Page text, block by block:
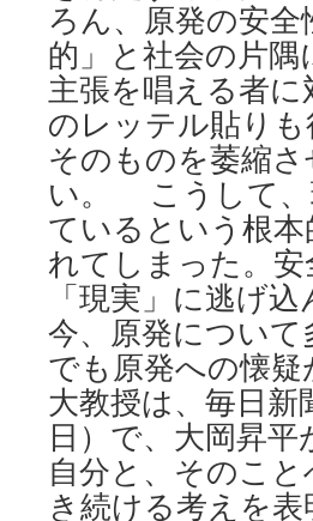
ろん、原発の安
的」と社会の片
主張を唱える者
のレッテル貼り
そのものを萎縮
い。 こうして、
ているという根
れてしまった。
「現実」に逃げ
今、原発につい
でも原発への懐
大教授は、毎日
日）で、大岡昇
自分と、そのこ
き続ける考えを